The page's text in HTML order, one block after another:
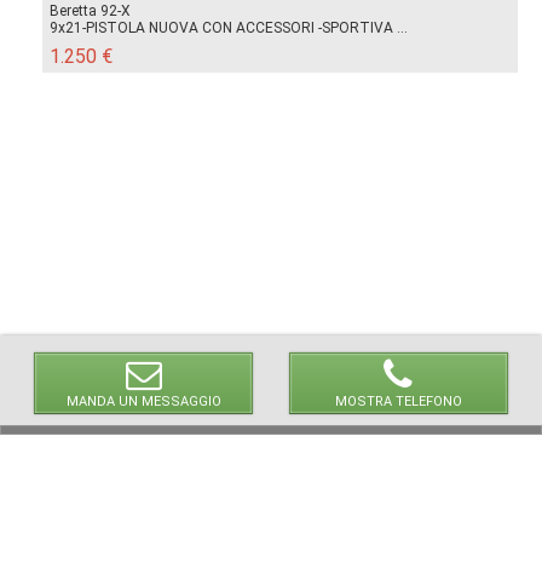
MANDA UN MESSAGGIO MOSTRA TELEFONO
Beretta 92-X
9x21-PISTOLA NUOVA CON ACCESSORI -SPORTIVA ...
1.250 €